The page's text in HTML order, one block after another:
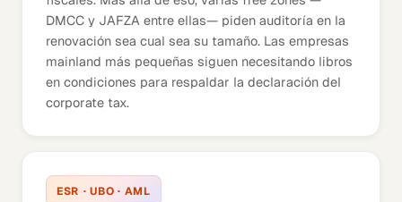
DMCC y JAFZA entre ellas— piden auditoría en la
renovación sea cual sea su tamaño. Las empresas
mainland más pequeñas siguen necesitando libros
en condiciones para respaldar la declaración del
corporate tax.
ESR · UBO · AML